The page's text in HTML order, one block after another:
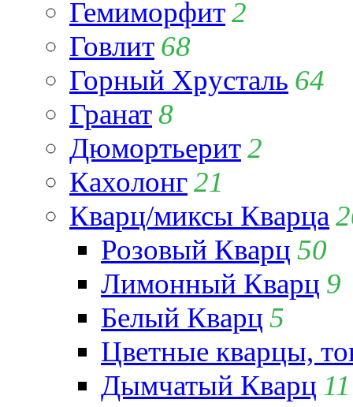
Гемиморфит2
Говлит 68
Горный Хрусталь 64
Гранат8
Дюмортьерит2
Кахолонг21
Кварц/миксы Кварца
Розовый Кварц 50
Лимонный Кварц 9
Белый Кварц 5
Цветные кварцы,
Дымчатый Кварц 11